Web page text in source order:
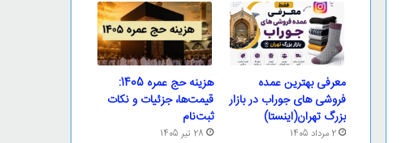
معرفی بهترین عمده
فروشی های جوراب در بازار
بزرگ تهران(اینستا)
2 مرداد 1405
هزینه حج عمره 1405:
قیمت‌ها، جزئیات و نکات
ثبت‌نام
28 تیر 1405